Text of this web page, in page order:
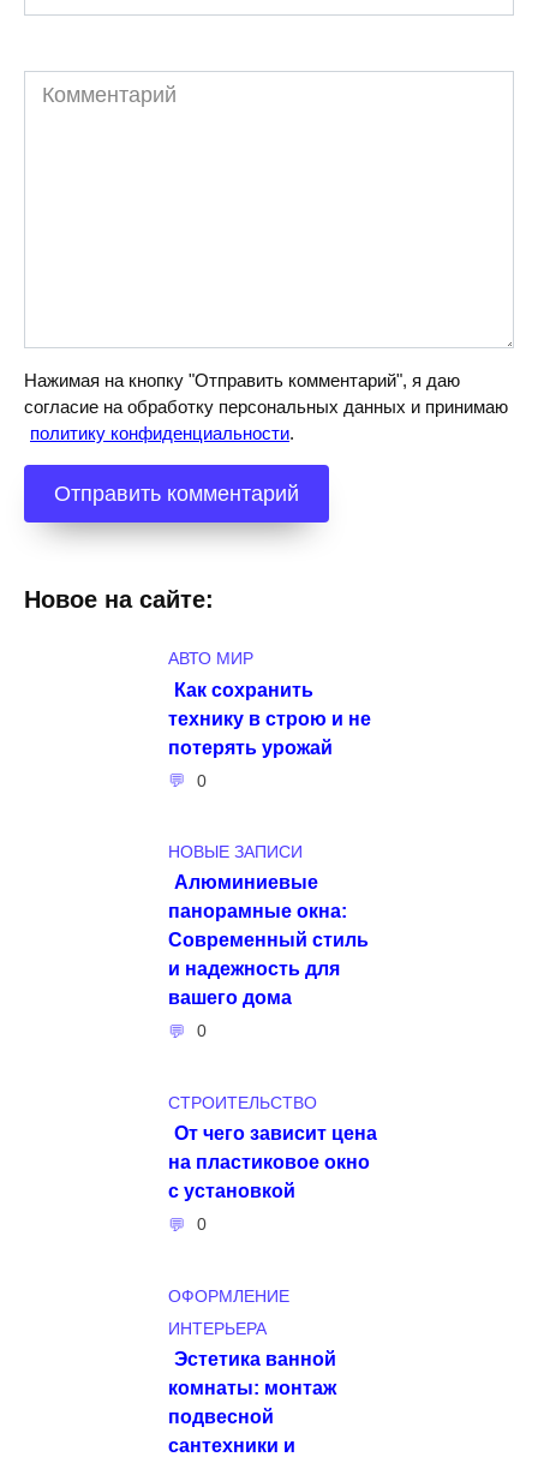
Комментарий
Нажимая на кнопку "Отправить комментарий", я даю
согласие на обработку персональных данных и принимаю
политику конфиденциальности.
Новое на сайте:
АВТО МИР
Как сохранить
технику в строю и не
потерять урожай
0
НОВЫЕ ЗАПИСИ
Алюминиевые
панорамные окна:
Современный стиль
и надежность для
вашего дома
0
СТРОИТЕЛЬСТВО
От чего зависит цена
на пластиковое окно
с установкой
0
ОФОРМЛЕНИЕ
ИНТЕРЬЕРА
Эстетика ванной
комнаты: монтаж
подвесной
сантехники и